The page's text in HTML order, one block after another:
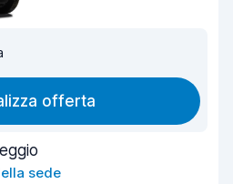
offerta
sede